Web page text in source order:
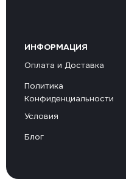
ИНФОРМАЦИЯ
Оплата и Доставка
Политика
Конфиденциальности
Условия
Блог